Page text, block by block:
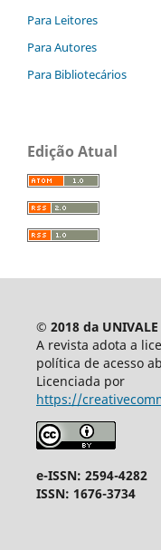
Para Leitores
Para Autores
Para Bibliotecários
Edição Atual
© 2018 da UNIVALE
A revista adota a
política de acesso
Licenciada por
https://
e-ISSN: 2594-4282
ISSN: 1676-3734